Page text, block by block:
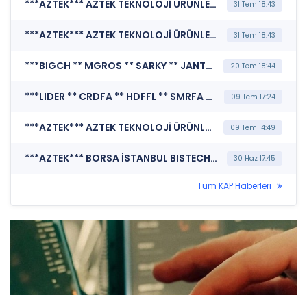
***AZTEK*** AZTEK TEKNOLOJİ ÜRÜNLERİ TİCARET A.Ş. (İhraç Belgesi) 31 Tem 18:43
***AZTEK*** AZTEK TEKNOLOJİ ÜRÜNLERİ TİCARET A.Ş. (İhraç Tavanına İlişkin Bildirim) 31 Tem 18:43
***BIGCH ** MGROS ** SARKY ** JANTS ** SDTTR ** AVPGY ** GIPTA ** OSMEN ** ISDMR ** MSGYO ** ALARK ** DOHOL ** KBORU ** AZTEK ** AEFES ** BVSAN ** GENTS ** TEZOL ** AKSGY ** TABGD ** TRCAS ** ENERY ** AYGAZ ** NETCD ** ECZYT*** BORSA İSTANBUL A.Ş. (BIST Pay Endeksleri) 20 Tem 18:44
***LIDER ** CRDFA ** HDFFL ** SMRFA ** TERA ** ISFIN ** EKOFA ** EKTVK ** KATVK ** SMRVA ** KTSVK ** AKMEN ** SMRTG ** AZTEK*** MERKEZİ KAYIT KURULUŞU A.Ş. (Borçlanma Araçları, Yatırım Fonları ve Varant İtfa/Kupon/Getiri/ Nakdi Uzlaşı Ödeme İşlemleri) 09 Tem 17:24
***AZTEK*** AZTEK TEKNOLOJİ ÜRÜNLERİ TİCARET A.Ş. (Pay Dışında Sermaye Piyasası Aracı İşlemlerine İlişkin Bildirim (Faiz İçeren)) 09 Tem 14:49
***AZTEK*** BORSA İSTANBUL BISTECH DEVRE KESİCİ UYGULAMASI (Pay Bazında Devre Kesici Bildirimi) 30 Haz 17:45
Tüm KAP Haberleri